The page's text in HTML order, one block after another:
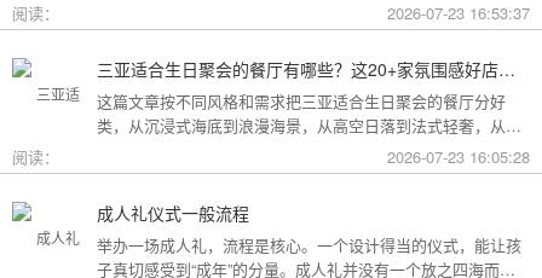
阅读： 2026-07-23 16:53:37
三亚适合生日聚会的餐厅有哪些？这20+家氛围感好店按风格挑，一篇搞定
这篇文章按不同风格和需求把三亚适合生日聚会的餐厅分好
类，从沉浸式海底到浪漫海景，从高空日落到法式轻奢，从热
带庭院到高性价比好店，直接对号入座就行。
阅读： 2026-07-23 16:05:28
成人礼仪式一般流程
举办一场成人礼，流程是核心。一个设计得当的仪式，能让孩
子真切感受到“成年”的分量。成人礼并没有一个放之四海而皆